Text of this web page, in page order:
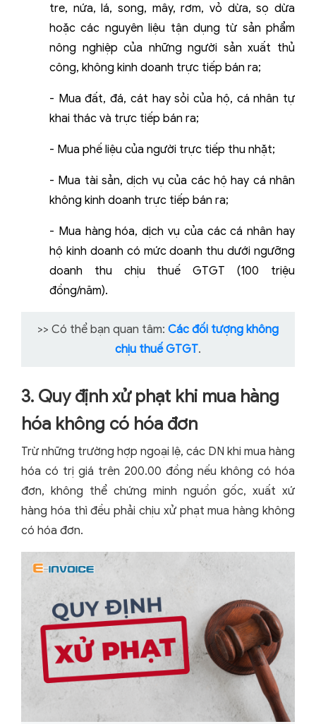
tre, nứa, lá, song, mây, rơm, vỏ dừa, sọ dừa
hoặc các nguyên liệu tận dụng từ sản phẩm
nông nghiệp của những người sản xuất thủ
công, không kinh doanh trực tiếp bán ra;
- Mua đất, đá, cát hay sỏi của hộ, cá nhân tự
khai thác và trực tiếp bán ra;
- Mua phế liệu của người trực tiếp thu nhặt;
- Mua tài sản, dịch vụ của các hộ hay cá nhân
không kinh doanh trực tiếp bán ra;
- Mua hàng hóa, dịch vụ của các cá nhân hay
hộ kinh doanh có mức doanh thu dưới ngưỡng
doanh thu chịu thuế GTGT (100 triệu
đồng/năm).
>> Có thể bạn quan tâm: Các đối tượng không
chịu thuế GTGT.
3. Quy định xử phạt khi mua hàng
hóa không có hóa đơn
Trừ những trường hợp ngoại lệ, các DN khi mua hàng
hóa có trị giá trên 200.00 đồng nếu không có hóa
đơn, không thể chứng minh nguồn gốc, xuất xứ
hàng hóa thì đều phải chịu xử phạt mua hàng không
có hóa đơn.